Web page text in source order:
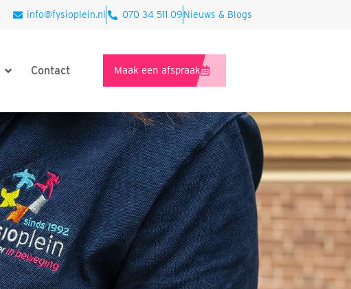
info@fysioplein.nl 070 34 511 09Nieuws & Blogs
Contact Maak een afspraak